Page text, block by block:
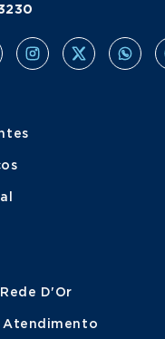
D'Or
Atendimento